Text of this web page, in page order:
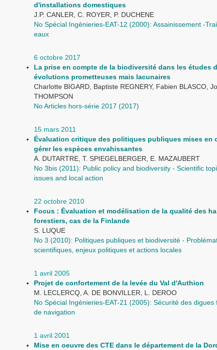
d'installations domestiques
J.P. CANLER, C. ROYER, P. DUCHENE
No Spécial Ingénieries-EAT-12 (2000): Assainissement -
eaux
6 octobre 2017
La prise en compte de la biodiversité dans les études
évolutions prometteuses mais lacunaires
Charlotte BIGARD, Baptiste REGNERY, Fabien BLASCO,
THOMPSON
No Articles hors-série 2017 (2017)
15 mars 2011
Évaluation critique des politiques publiques mises en
gérer les espèces envahissantes
A. DUTARTRE, T. SPIEGELBERGER, E. MAZAUBERT
No 3bis (2011): Public policy and biodiversity - Scientific
issues and local action
22 octobre 2010
Focus : Évaluation et modélisation de la qualité des
forestiers, cas de la Finlande
S. LUQUE
No 3 (2010): Politiques publiques et biodiversité -
scientifiques, enjeux politiques et actions locales
1 avril 2005
Projet de confortement de la levée du Val d'Authion
M. LECLERCQ, A. DE BONVILLER, L. DEROO
No Spécial Ingénieries-EAT-21 (2005): Sécurité des digues
de navigation
1 avril 2001
Mise en oeuvre des CTE dans le département de la